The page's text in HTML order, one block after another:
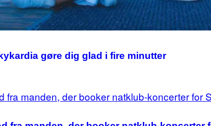
gøre dig glad i fire minutter